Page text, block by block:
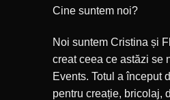
Cine suntem noi?
Noi suntem Cristina și
creat ceea ce astăzi se
Events. Totul a început
pentru creație, bricolaj,